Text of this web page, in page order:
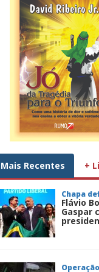
Mais Recentes +
Chapa
Flávio
Gaspar
Operação